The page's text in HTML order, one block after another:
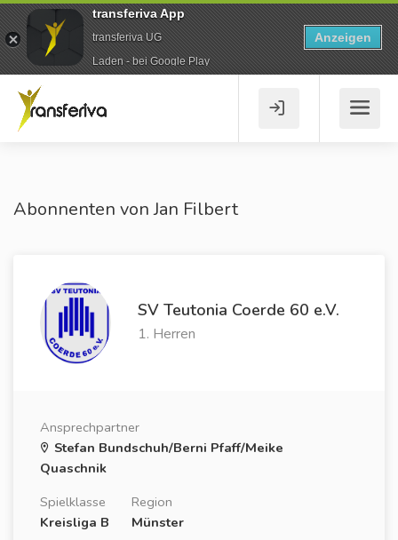
Abonnenten von Jan Filbert
SV Teutonia Coerde 60 e.V.
1. Herren
Ansprechpartner
Stefan Bundschuh/Berni Pfaff/Meike
Quaschnik
Spielklasse
Kreisliga B
Region
Münster
transferiva App
transferiva UG
Laden - bei Google Play
Anzeigen